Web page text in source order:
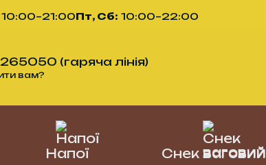
10:00–21:00Пт, Сб: 10:00–22:00
(гаряча лінія)
вам?
Напої Снек ваговий